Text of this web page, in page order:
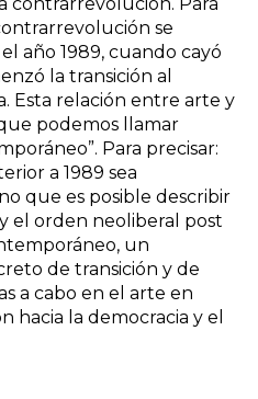
se
año 1989, cuando cayó
la transición al
Esta relación entre arte y
podemos llamar
Para precisar:
a 1989 sea
que es posible describir
el orden neoliberal post
un
de transición y de
a cabo en el arte en
hacia la democracia y el